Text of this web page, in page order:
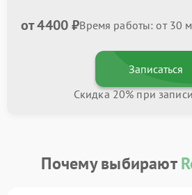
от 4400 ₽Время работы: от 30
Записаться
Скидка 20% при
Почему выбирают